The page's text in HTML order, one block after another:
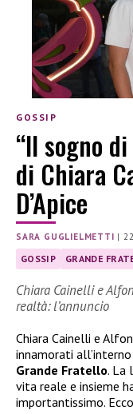
GOSSIP
“Il sogno
di Chiara
D’Apice
SARA GUGLIELMETTI |
GOSSIP GRANDE
Chiara Cainelli e
realtà: l’annuncio
Chiara Cainelli e
innamorati
Grande Fratello. La
vita reale e insieme
importantissimo.